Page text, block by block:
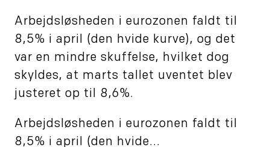
Arbejdsløsheden i eurozonen faldt til
8,5% i april (den hvide kurve), og det
var en mindre skuffelse, hvilket dog
skyldes, at marts tallet uventet blev
justeret op til 8,6%.
Arbejdsløsheden i eurozonen faldt til
8,5% i april (den hvide...